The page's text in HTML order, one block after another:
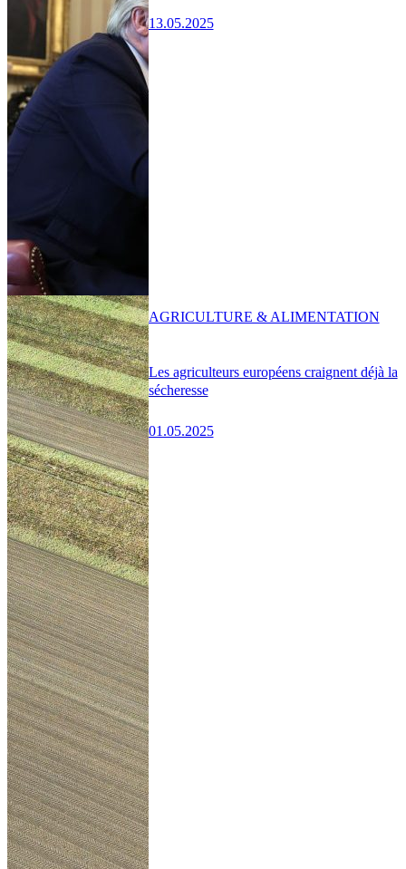
13.05.2025
Les agriculteurs européens craignent déjà la
sécheresse
01.05.2025
AGRICULTURE & ALIMENTATION